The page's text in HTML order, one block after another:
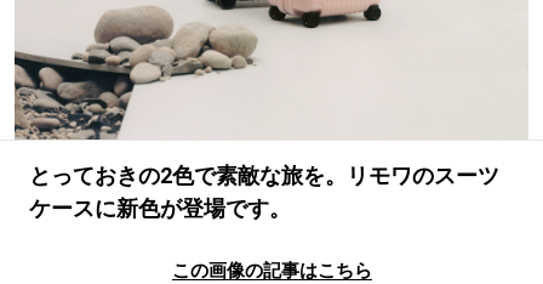
#Commune H #FOCUS IT #AH.H
#ととけん #FASHION
#LIFESTYLE
#SPORTS
とっておきの2色で素敵な旅を。リモワのスーツ
ケースに新色が登場です。
この画像の記事はこちら